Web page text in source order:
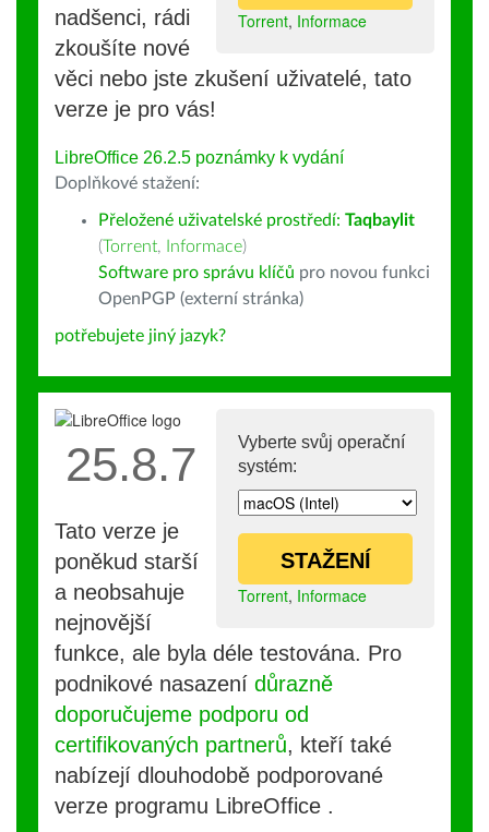
Torrent, Informace
nadšenci, rádi
zkoušíte nové
věci nebo jste zkušení uživatelé, tato
verze je pro vás!
LibreOffice 26.2.5 poznámky k vydání
Doplňkové stažení:
Přeložené uživatelské prostředí: Taqbaylit
(Torrent, Informace)
Software pro správu klíčů pro novou funkci
OpenPGP (externí stránka)
potřebujete jiný jazyk?
Vyberte svůj operační
systém:
STAŽENÍ
Torrent, Informace
25.8.7
Tato verze je
poněkud starší
a neobsahuje
nejnovější
funkce, ale byla déle testována. Pro
podnikové nasazení důrazně
doporučujeme podporu od
certifikovaných partnerů, kteří také
nabízejí dlouhodobě podporované
verze programu LibreOffice .